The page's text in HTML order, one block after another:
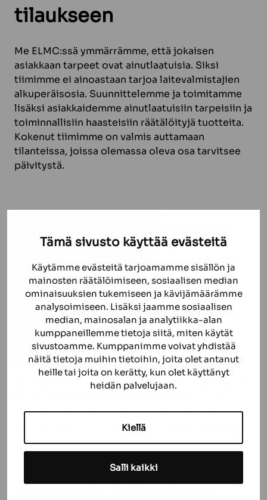
Tämä sivusto käyttää evästeitä
Käytämme evästeitä tarjoamamme sisällön ja
mainosten räätälöimiseen, sosiaalisen median
ominaisuuksien tukemiseen ja kävijämäärämme
analysoimiseen. Lisäksi jaamme sosiaalisen
median, mainosalan ja analytiikka-alan
kumppaneillemme tietoja siitä, miten käytät
sivustoamme. Kumppanimme voivat yhdistää
näitä tietoja muihin tietoihin, joita olet antanut
heille tai joita on kerätty, kun olet käyttänyt
heidän palvelujaan.
Kiellä
Salli kaikki
tilaukseen
Me ELMC:ssä ymmärrämme, että jokaisen
asiakkaan tarpeet ovat ainutlaatuisia. Siksi
tiimimme ei ainoastaan tarjoa laitevalmistajien
alkuperäisosia. Suunnittelemme ja toimitamme
lisäksi asiakkaidemme ainutlaatuisiin tarpeisiin ja
toiminnallisiin haasteisiin räätälöityjä tuotteita.
Kokenut tiimimme on valmis auttamaan
tilanteissa, joissa olemassa oleva osa tarvitsee
päivitystä.
Asiakkaantavoitteisiin
optimoidut räätälöidyt
ratkaisut
Kokenut tiimimme on valmis auttamaan
tilanteissa, joissa nykyiset osat vaativat
päivitystä. Analysoimme ja diagnosoimme
käänteismallinnuksen ja kehittyneen
skannaustekniikan avulla epäoptimaalisesti
toimivat osat. Tehostamme laitteen toimintaa ja
toimivuuden räätälöimällä komponenttien
geometriaa tai tekemällä materiaalimuutoksia.